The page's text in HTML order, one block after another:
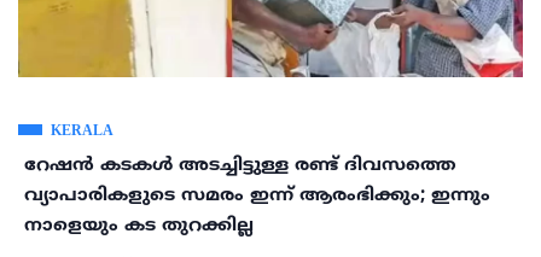
KERALA
റേഷൻ കടകൾ അടച്ചിട്ടുള്ള രണ്ട് ദിവസത്തെ
വ്യാപാരികളുടെ സമരം ഇന്ന് ആരംഭിക്കും; ഇന്നും
നാളെയും കട തുറക്കില്ല